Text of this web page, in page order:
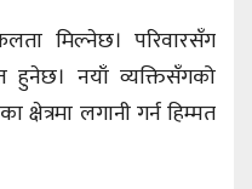
मिल्नेछ। परिवारसँग
हुनेछ। नयाँ व्यक्तिसँगको
लगानी गर्न हिम्मत